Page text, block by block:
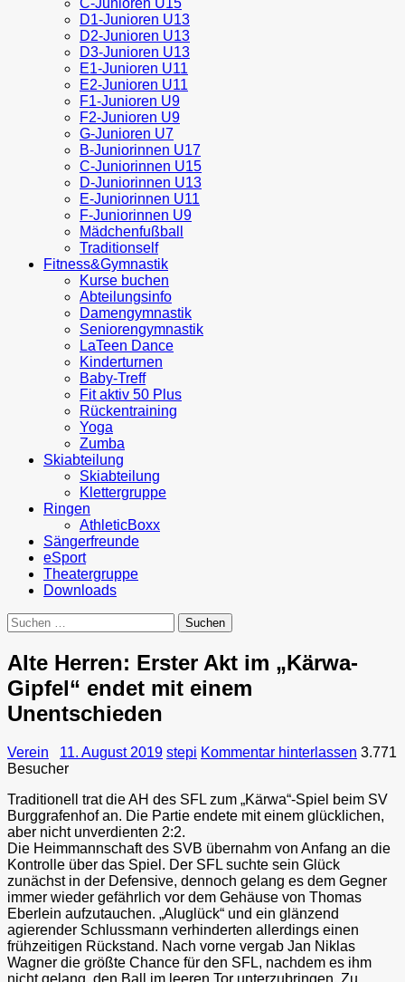
D1-Junioren U13
D2-Junioren U13
D3-Junioren U13
E1-Junioren U11
E2-Junioren U11
F1-Junioren U9
F2-Junioren U9
G-Junioren U7
B-Juniorinnen U17
C-Juniorinnen U15
D-Juniorinnen U13
E-Juniorinnen U11
F-Juniorinnen U9
Mädchenfußball
Traditionself
Fitness&Gymnastik
Kurse buchen
Abteilungsinfo
Damengymnastik
Seniorengymnastik
LaTeen Dance
Kinderturnen
Baby-Treff
Fit aktiv 50 Plus
Rückentraining
Yoga
Zumba
Skiabteilung
Skiabteilung
Klettergruppe
Ringen
AthleticBoxx
Sängerfreunde
eSport
Theatergruppe
Downloads
Suchen
nach:
Alte Herren: Erster Akt im „Kärwa-
Gipfel“ endet mit einem
Unentschieden
Verein 11. August 2019 stepi Kommentar hinterlassen 3.771
Besucher
Traditionell trat die AH des SFL zum „Kärwa“-Spiel beim SV
Burggrafenhof an. Die Partie endete mit einem glücklichen,
aber nicht unverdienten 2:2.
Die Heimmannschaft des SVB übernahm von Anfang an die
Kontrolle über das Spiel. Der SFL suchte sein Glück
zunächst in der Defensive, dennoch gelang es dem Gegner
immer wieder gefährlich vor dem Gehäuse von Thomas
Eberlein aufzutauchen. „Aluglück“ und ein glänzend
agierender Schlussmann verhinderten allerdings einen
frühzeitigen Rückstand. Nach vorne vergab Jan Niklas
Wagner die größte Chance für den SFL, nachdem es ihm
nicht gelang, den Ball im leeren Tor unterzubringen. Zu